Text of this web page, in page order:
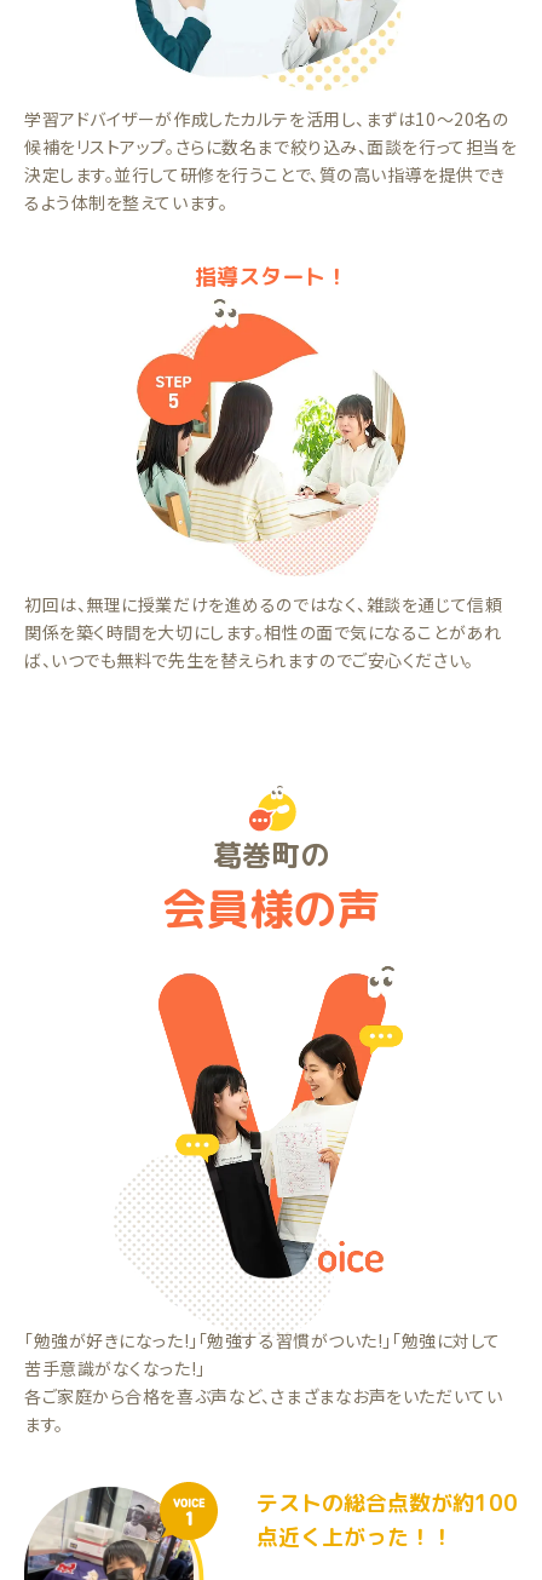
学習アドバイザーが作成したカルテを活用し、まずは10～20名の
候補をリストアップ。さらに数名まで絞り込み、面談を行って担当を
決定します。並行して研修を行うことで、質の高い指導を提供でき
るよう体制を整えています。
指導スタート！
初回は、無理に授業だけを進めるのではなく、雑談を通じて信頼
関係を築く時間を大切にします。相性の面で気になることがあれ
ば、いつでも無料で先生を替えられますのでご安心ください。
葛巻町の
会員様の声
「勉強が好きになった!」「勉強する習慣がついた!」「勉強に対して
苦手意識がなくなった!」
各ご家庭から合格を喜ぶ声など、さまざまなお声をいただいてい
ます。
VOICE
1
テストの総合点数が約100
点近く上がった！！